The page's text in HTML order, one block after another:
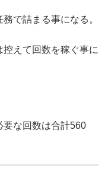
で詰まる事になる。
えて回数を稼ぐ事に
要な回数は合計560